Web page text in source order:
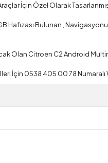
İçin Özel Olarak
Hafızası Bulunan ,
Olan Citroen C2 Android
İçin 0538 405 00 78